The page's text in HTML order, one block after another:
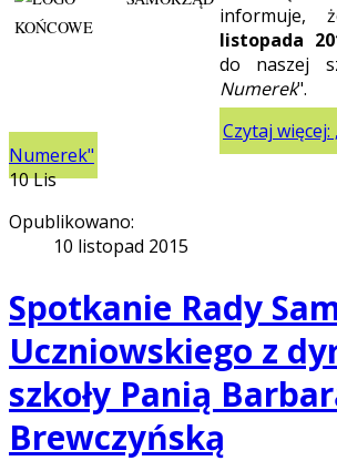
informuje,
listopada
do naszej
Numerek".
Czytaj więcej:
Numerek"
10Lis
Opublikowano:
10 listopad 2015
Spotkanie Rady
Uczniowskiego z
szkoły Panią
Brewczyńską